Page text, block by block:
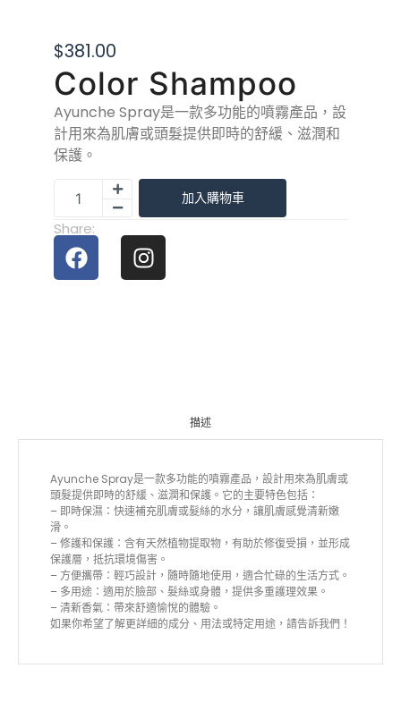
$381.00
Color Shampoo
Ayunche Spray是一款多功能的噴霧產品，設
計用來為肌膚或頭髮提供即時的舒緩、滋潤和
保護。
加入購物車
Share:
描述
Ayunche Spray是一款多功能的噴霧產品，設計用來為肌膚或
頭髮提供即時的舒緩、滋潤和保護。它的主要特色包括：
– 即時保濕：快速補充肌膚或髮絲的水分，讓肌膚感覺清新嫩
滑。
– 修護和保護：含有天然植物提取物，有助於修復受損，並形成
保護層，抵抗環境傷害。
– 方便攜帶：輕巧設計，隨時隨地使用，適合忙碌的生活方式。
– 多用途：適用於臉部、髮絲或身體，提供多重護理效果。
– 清新香氣：帶來舒適愉悅的體驗。
如果你希望了解更詳細的成分、用法或特定用途，請告訴我們！